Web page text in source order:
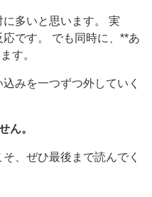
多いと思います。 実
です。 でも同時に、**あ
す。
みを一つずつ外していく
ん。
、ぜひ最後まで読んでく